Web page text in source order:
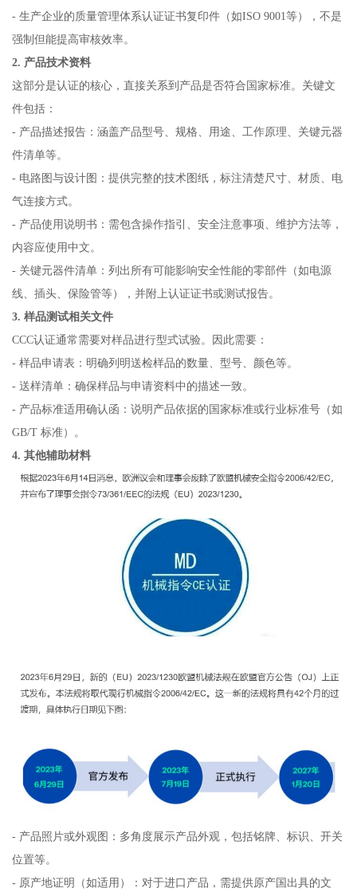
- 生产企业的质量管理体系认证证书复印件（如ISO 9001等），不是
强制但能提高审核效率。
2. 产品技术资料
这部分是认证的核心，直接关系到产品是否符合国家标准。关键文
件包括：
- 产品描述报告：涵盖产品型号、规格、用途、工作原理、关键元器
件清单等。
- 电路图与设计图：提供完整的技术图纸，标注清楚尺寸、材质、电
气连接方式。
- 产品使用说明书：需包含操作指引、安全注意事项、维护方法等，
内容应使用中文。
- 关键元器件清单：列出所有可能影响安全性能的零部件（如电源
线、插头、保险管等），并附上认证证书或测试报告。
3. 样品测试相关文件
CCC认证通常需要对样品进行型式试验。因此需要：
- 样品申请表：明确列明送检样品的数量、型号、颜色等。
- 送样清单：确保样品与申请资料中的描述一致。
- 产品标准适用确认函：说明产品依据的国家标准或行业标准号（如
GB/T 标准）。
4. 其他辅助材料
- 产品照片或外观图：多角度展示产品外观，包括铭牌、标识、开关
位置等。
- 原产地证明（如适用）：对于进口产品，需提供原产国出具的文